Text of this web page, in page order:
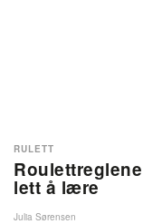
lett å lære
RULETT
Julia Sørensen